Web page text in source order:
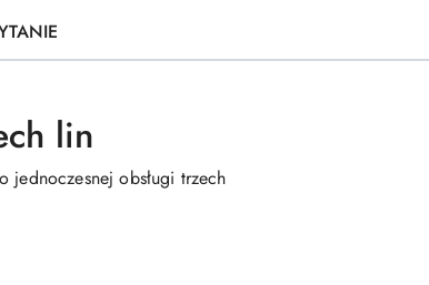
lin
jednoczesnej obsługi trzech